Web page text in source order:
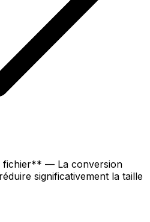
fichier** — La conversion
significativement la taille